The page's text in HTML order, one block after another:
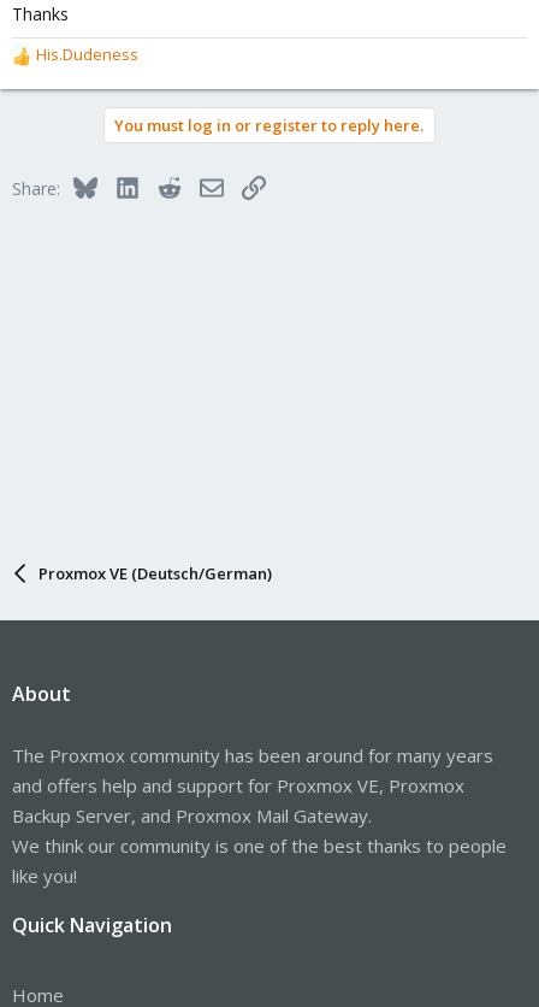
Thanks
R
e
o
His.Dudeness
You must log in or register to reply here.
Share: BlueskyLinkedInRedditEmailLink
Proxmox VE (Deutsch/German)
About
The Proxmox community has been around for many years
and offers help and support for Proxmox VE, Proxmox
Backup Server, and Proxmox Mail Gateway.
We think our community is one of the best thanks to people
like you!
Quick Navigation
Home